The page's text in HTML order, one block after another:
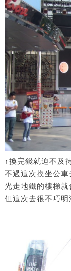
↑換完錢就迫不及
不過這次換坐公車
光走地鐵的樓梯就
但這次去很不巧明